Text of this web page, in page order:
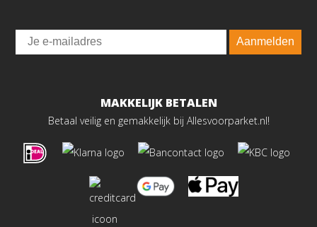
Email
Aanmelden
MAKKELIJK BETALEN
Betaal veilig en gemakkelijk bij Allesvoorparket.nl!